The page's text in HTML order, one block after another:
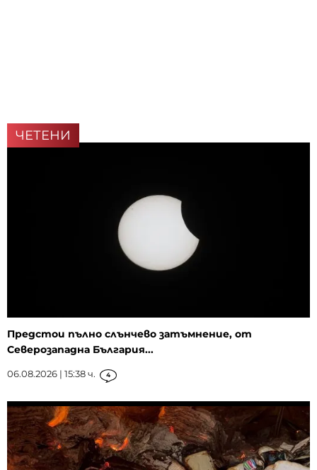
ЧЕТЕНИ
Предстои пълно слънчево затъмнение, от
Северозападна България...
06.08.2026 | 15:38 ч. 4